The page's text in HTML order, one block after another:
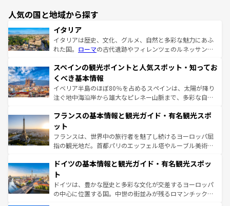
人気の国と地域から探す
イタリア
イタリアは歴史、文化、グルメ、自然と多彩な魅力にあふ
れた国。 ローマの古代遺跡やフィレンツェのルネッサンス
ろん、トスカーナの美しい田園風景やアマルフィ海岸の絶
景など、自然景観も見逃せない。観光の合間には、本場の
ピザやパスタなど、絶品のイタリア料理を堪能することも
できる。朝目覚めてから夜眠るまで、すべての瞬間を楽し
なお、新着のイタリア情報はコンテンツ一覧を参照してほ
しい。
スペインの観光ポイントと人気スポット・知ってお
くべき基本情報
イベリア半島のほぼ80％を占めるスペインは、太陽が降り
注ぐ地中海沿岸から雄大なピレネー山脈まで、多彩な自然
文化が根付くこの国では、情熱的なフラメンコ、熱気あふ
れる闘牛、そして美味しいタパスが生活の一部となってい
る。首都マドリードの洗練された雰囲気や、バルセロナの
アートに溢れた街角から、地方では古代ローマ遺跡や中世
せる。地方によって風土や気候が異なるスペインはその個
ンテンツ一覧 を参照してほしい。
フランスの基本情報と観光ガイド・有名観光スポ
ット
フランスは、世界中の旅行者を魅了し続けるヨーロッパ屈
指の観光地だ。首都パリのエッフェル塔やルーブル美術館
で、幅広い魅力が詰まっている。華麗な宮殿、歴史的な大
聖堂、美しいビーチ、そして豊かな自然が、訪れる者を心
から魅了する。また、フランスは美食の国としても知ら
れ、フランス料理はユネスコ無形文化遺産にも登録されて
ドイツの基本情報と観光ガイド・有名観光スポッ
ト
ドイツは、豊かな歴史と多彩な文化が交差するヨーロッパ
の中心に位置する国。中世の街並みが残るロマンチック街